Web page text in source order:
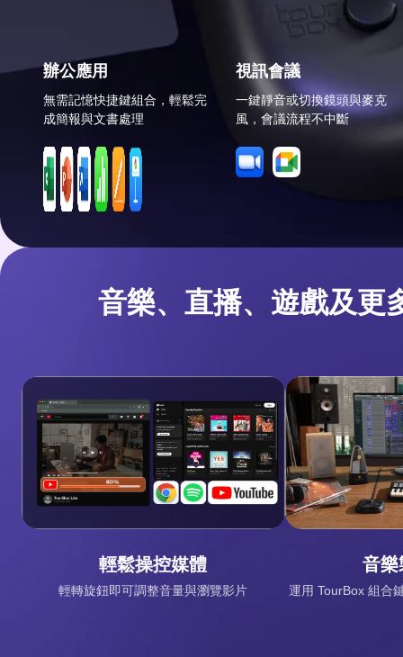
辦公應用 視訊會議
無需記憶快捷鍵組合，輕鬆完
成簡報與文書處理
一鍵靜音或切換鏡頭與麥克
風，會議流程不中斷
音樂、直播、遊戲及更
輕鬆操控媒體
輕轉旋鈕即可調整音量與瀏覽影片
音樂
運用 TourBox 組合